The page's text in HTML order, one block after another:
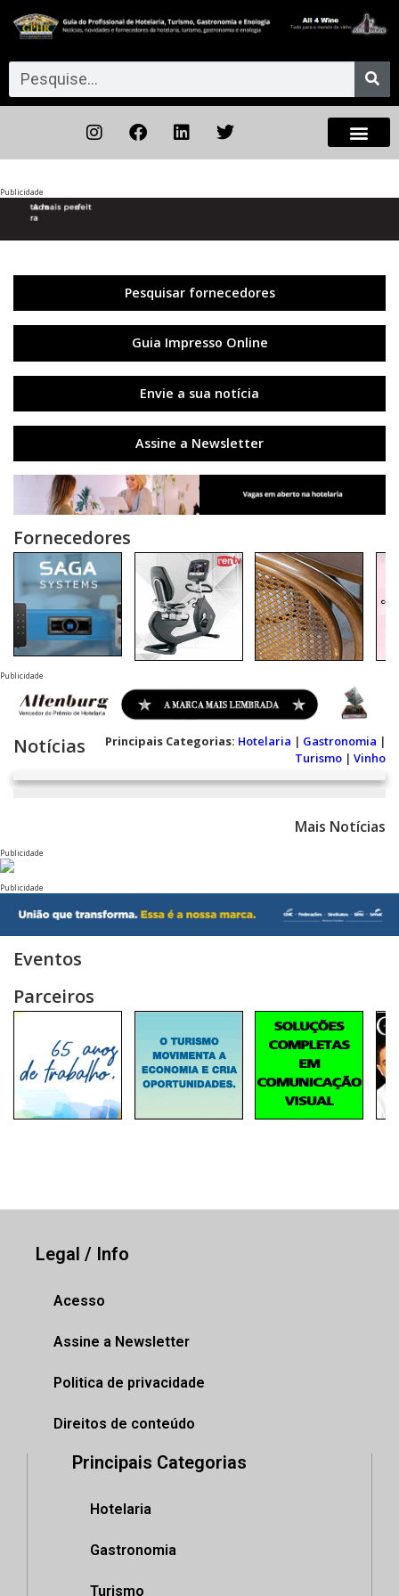
Publicidade
Pesquisar fornecedores
Guia Impresso Online
Envie a sua notícia
Assine a Newsletter
Fornecedores
Publicidade
Notícias Principais Categorias: Hotelaria | Gastronomia |
Turismo | Vinho
Mais Notícias
Publicidade
Publicidade
Eventos
Parceiros
Legal / Info
Acesso
Assine a Newsletter
Politica de privacidade
Direitos de conteúdo
Principais Categorias
Hotelaria
Gastronomia
Turismo